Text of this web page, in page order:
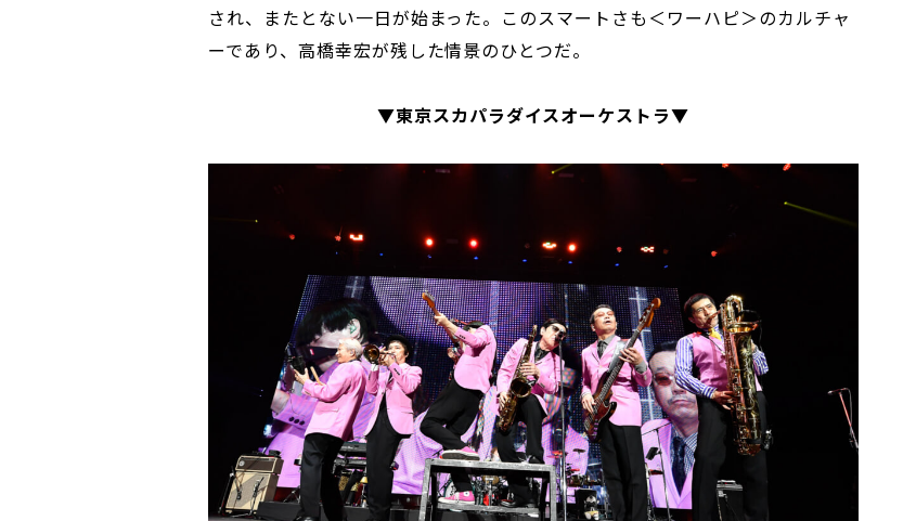
され、またとない一日が始まった。このスマートさも＜ワーハピ＞のカルチャ
ーであり、高橋幸宏が残した情景のひとつだ。
▼東京スカパラダイスオーケストラ▼